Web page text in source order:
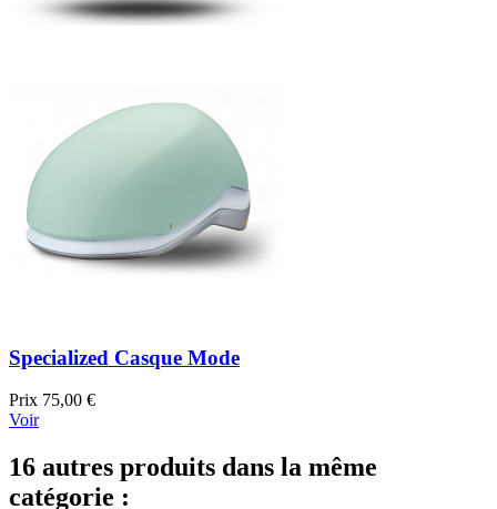
Specialized Casque Mode
Prix 75,00 €
Voir
16 autres produits dans la même
catégorie :